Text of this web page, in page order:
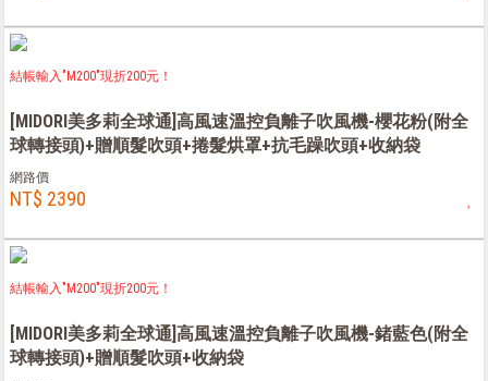
結帳輸入"M200"現折200元！
[MIDORI美多莉全球通]高風速溫控負離子吹風機-櫻花粉(附全
球轉接頭)+贈順髮吹頭+捲髮烘罩+抗毛躁吹頭+收納袋
網路價
NT$ 2390
結帳輸入"M200"現折200元！
[MIDORI美多莉全球通]高風速溫控負離子吹風機-鍺藍色(附全
球轉接頭)+贈順髮吹頭+收納袋